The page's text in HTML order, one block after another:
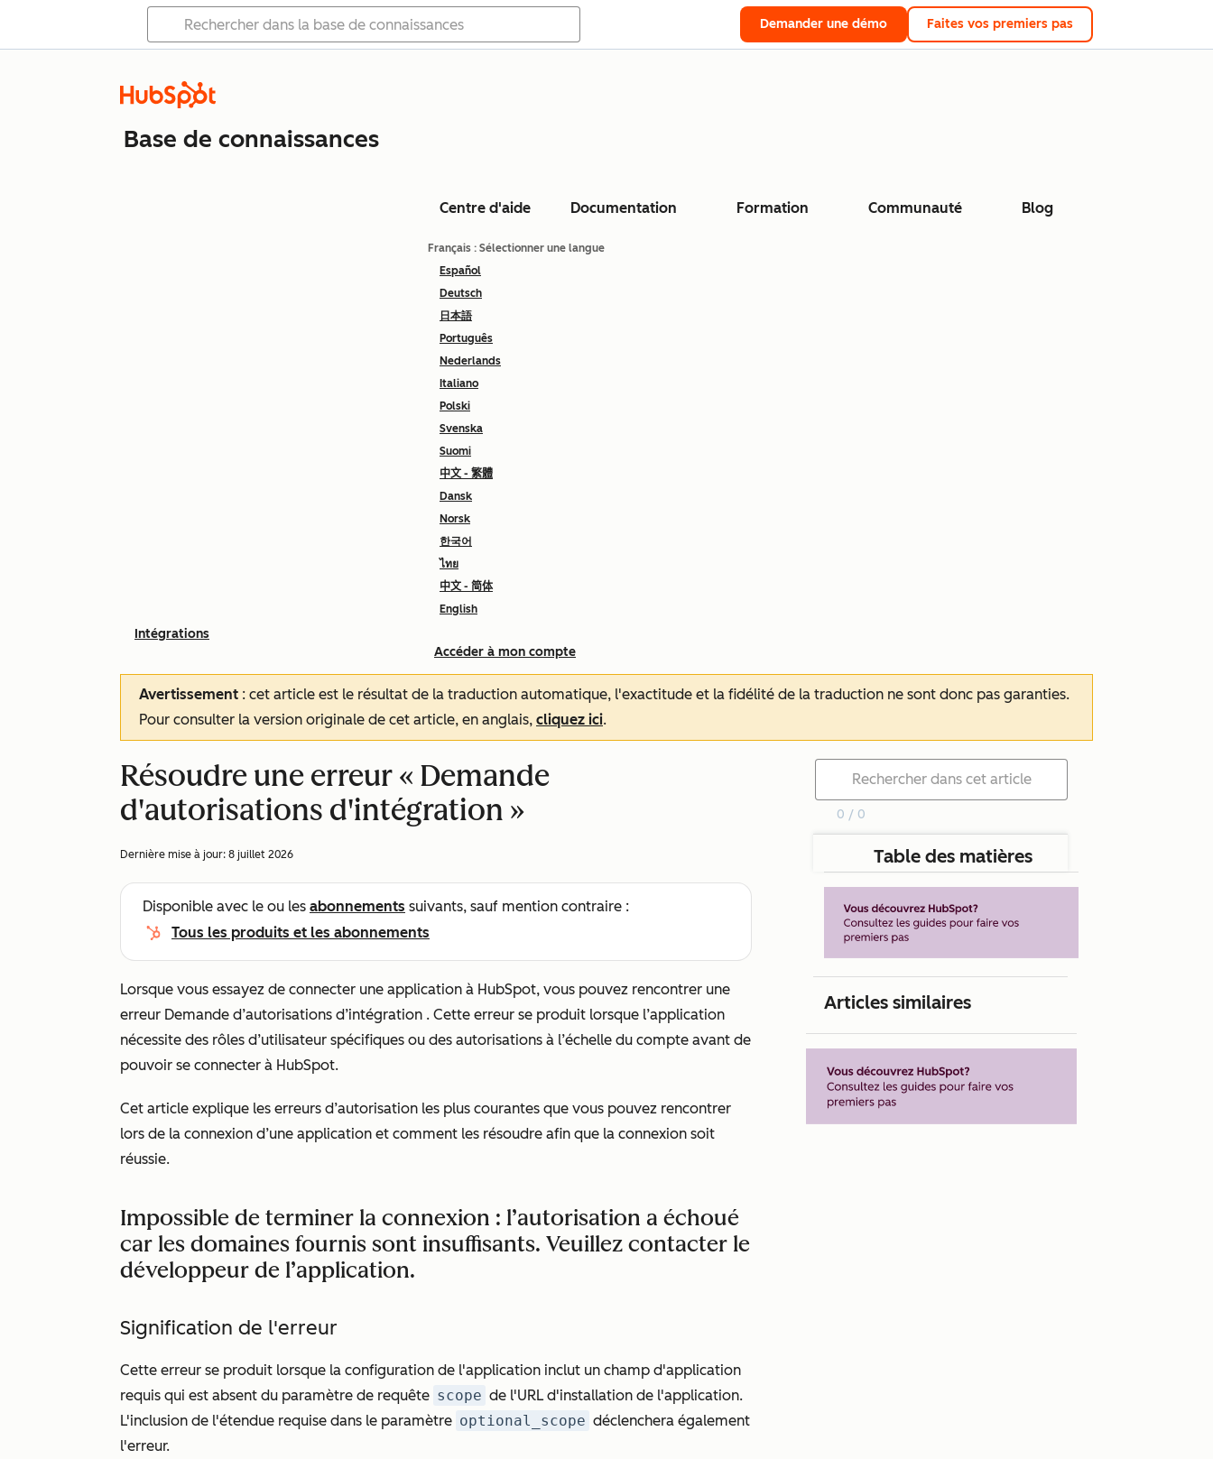
Demander une démo Faites vos premiers pas
Base de connaissances
Centre d'aide Documentation Formation Communauté Blog
Français : Sélectionner une langue
Español
Deutsch
日本語
Português
Nederlands
Italiano
Polski
Svenska
Suomi
中文 - 繁體
Dansk
Norsk
한국어
ไทย
中文 - 简体
English
Accéder à mon compte
Intégrations
Avertissement : cet article est le résultat de la traduction automatique, l'exactitude et la fidélité de la traduction ne sont donc pas garanties.
Pour consulter la version originale de cet article, en anglais, cliquez ici.
Résoudre une erreur « Demande
d'autorisations d'intégration »
Dernière mise à jour: 8 juillet 2026
Disponible avec le ou les abonnements suivants, sauf mention contraire :
Tous les produits et les abonnements
Lorsque vous essayez de connecter une application à HubSpot, vous pouvez rencontrer une
erreur Demande d’autorisations d’intégration . Cette erreur se produit lorsque l’application
nécessite des rôles d’utilisateur spécifiques ou des autorisations à l’échelle du compte avant de
pouvoir se connecter à HubSpot.
Cet article explique les erreurs d’autorisation les plus courantes que vous pouvez rencontrer
lors de la connexion d’une application et comment les résoudre afin que la connexion soit
réussie.
Impossible de terminer la connexion : l’autorisation a échoué
car les domaines fournis sont insuffisants. Veuillez contacter le
développeur de l’application.
Signification de l'erreur
Cette erreur se produit lorsque la configuration de l'application inclut un champ d'application
requis qui est absent du paramètre de requête scope de l'URL d'installation de l'application.
L'inclusion de l'étendue requise dans le paramètre optional_scope déclenchera également
l'erreur.
0 / 0
Table des matières
Articles similaires